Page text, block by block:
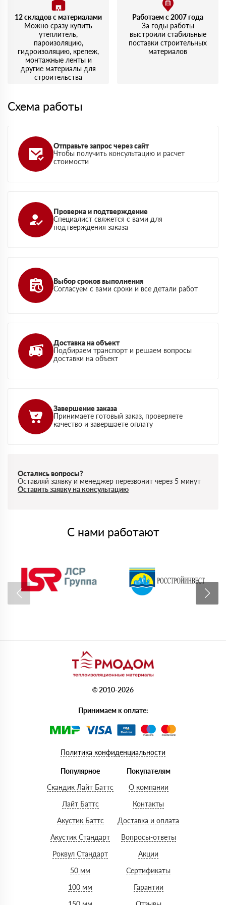
12 складов с материалами
Можно сразу купить
утеплитель,
пароизоляцию,
гидроизоляцию, крепеж,
монтажные ленты и
другие материалы для
строительства
Работаем с 2007 года
За годы работы
выстроили стабильные
поставки строительных
материалов
Схема работы
Отправьте запрос через сайт
Чтобы получить консультацию и расчет
стоимости
Проверка и подтверждение
Специалист свяжется с вами для
подтверждения заказа
Выбор сроков выполнения
Согласуем с вами сроки и все детали работ
Доставка на объект
Подбираем транспорт и решаем вопросы
доставки на объект
Завершение заказа
Принимаете готовый заказ, проверяете
качество и завершаете оплату
Остались вопросы?
Оставляй заявку и менеджер перезвонит через 5 минут
Оставить заявку на консультацию
С нами работают
© 2010-2026
Принимаем к оплате:
Политика конфиденциальности
Популярное
Скандик Лайт Баттс
Лайт Баттс
Акустик Баттс
Акустик Стандарт
Роквул Стандарт
50 мм
100 мм
Покупателям
О компании
Контакты
Доставка и оплата
Вопросы-ответы
Акции
Сертификаты
Гарантии